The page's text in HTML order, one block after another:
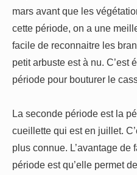
mars avant que les
cette période, on a une
facile de reconnaitre les
petit arbuste est à nu. C’est
période pour bouturer le
La seconde période est la
cueillette qui est en juillet.
plus connue. L’avantage de
période est qu’elle permet